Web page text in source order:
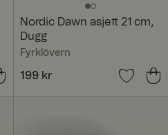
Nordic Dawn asjett 21 cm,
Dugg
Fyrklövern
Pris:199 kr
199 kr